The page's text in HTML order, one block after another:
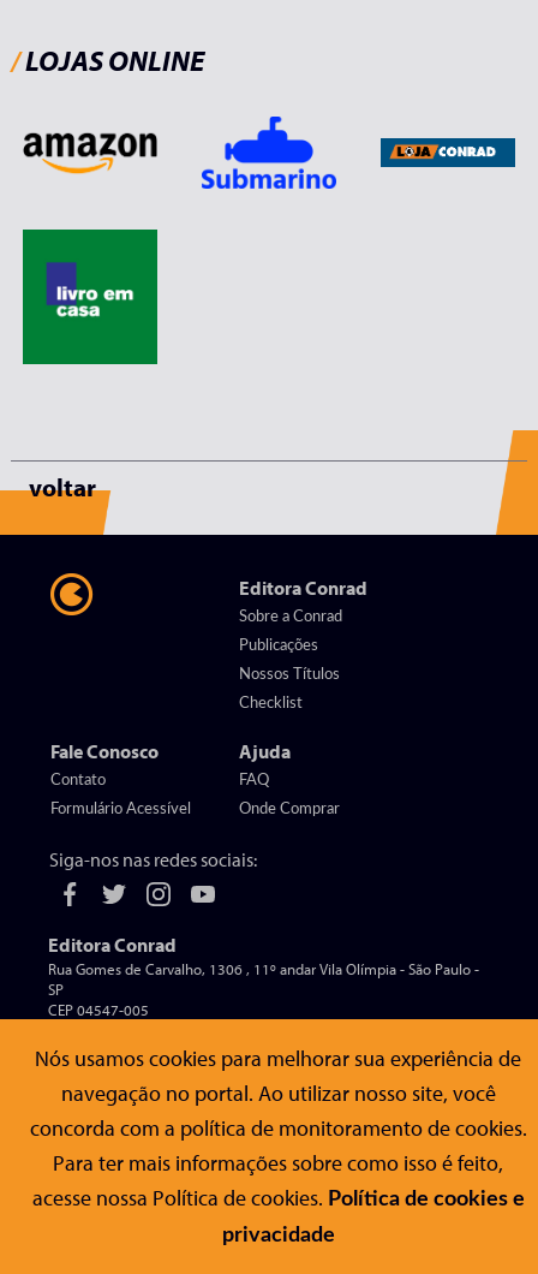
/LOJAS ONLINE
voltar
Editora Conrad
Sobre a Conrad
Publicações
Nossos Títulos
Checklist
Fale Conosco
Contato
Formulário Acessível
Ajuda
FAQ
Onde Comprar
Siga-nos nas redes sociais:
Editora Conrad
Rua Gomes de Carvalho, 1306 , 11º andar Vila Olímpia - São Paulo -
SP
CEP 04547-005
© Editora Conrad - Todos os direitos reservados
Nós usamos cookies para melhorar sua experiência de
navegação no portal. Ao utilizar nosso site, você
concorda com a política de monitoramento de cookies.
Para ter mais informações sobre como isso é feito,
acesse nossa Política de cookies. Política de cookies e
privacidade